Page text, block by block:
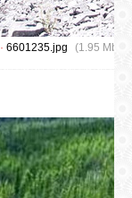
· 6601235.jpg (1.95 Mb)